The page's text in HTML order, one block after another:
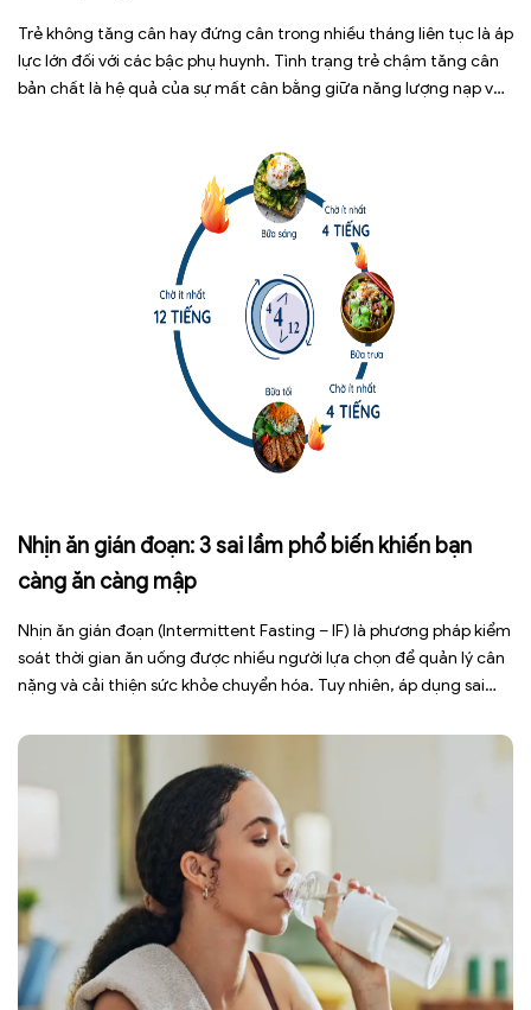
Trẻ không tăng cân hay đứng cân trong nhiều tháng liên tục là áp
lực lớn đối với các bậc phụ huynh. Tình trạng trẻ chậm tăng cân
bản chất là hệ quả của sự mất cân bằng giữa năng lượng nạp vào
Nhịn ăn gián đoạn: 3 sai lầm phổ biến khiến bạn
càng ăn càng mập
Nhịn ăn gián đoạn (Intermittent Fasting – IF) là phương pháp kiểm
soát thời gian ăn uống được nhiều người lựa chọn để quản lý cân
nặng và cải thiện sức khỏe chuyển hóa. Tuy nhiên, áp dụng sai
sức, mất cơ […]